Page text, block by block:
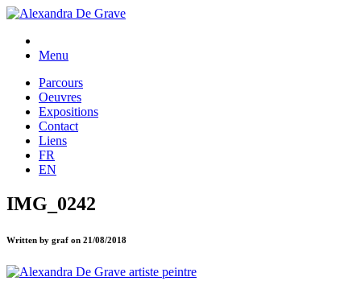
Menu
Parcours
Oeuvres
Expositions
Contact
Liens
FR
EN
IMG_0242
Written by graf on 21/08/2018